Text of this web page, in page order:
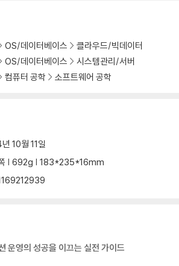
합, 테스팅, 배포
카오스 실험
수행
험
OS/데이터베이스
클라우드/빅데이터
OS/데이터베이스
시스템관리/서버
컴퓨터 공학 소프트웨어 공학
10월 11일
| 692g | 183*235*16mm
운영의 성공을 이끄는 실전 가이드